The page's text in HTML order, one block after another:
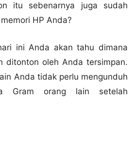
itu sebenarnya juga sudah
HP Anda?
ini Anda akan tahu dimana
ditonton oleh Anda tersimpan.
Anda tidak perlu mengunduh
Gram orang lain setelah